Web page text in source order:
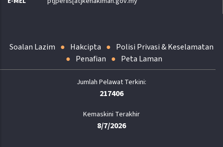
Soalan Lazim Hakcipta
Polisi Privasi & Keselamatan
Penafian
Peta Laman
217406
Kemaskini Terakhir
8/7/2026